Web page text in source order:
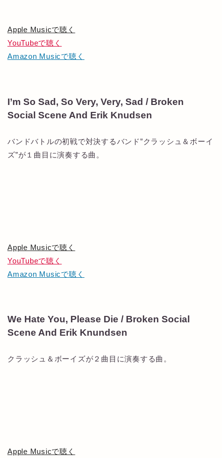
Apple Musicで聴く
YouTubeで聴く
Amazon Musicで聴く
I’m So Sad, So Very, Very, Sad / Broken
Social Scene And Erik Knudsen
バンドバトルの初戦で対決するバンド”クラッシュ＆ボーイ
ズ”が１曲目に演奏する曲。
Apple Musicで聴く
YouTubeで聴く
Amazon Musicで聴く
We Hate You, Please Die / Broken Social
Scene And Erik Knundsen
クラッシュ＆ボーイズが２曲目に演奏する曲。
Apple Musicで聴く